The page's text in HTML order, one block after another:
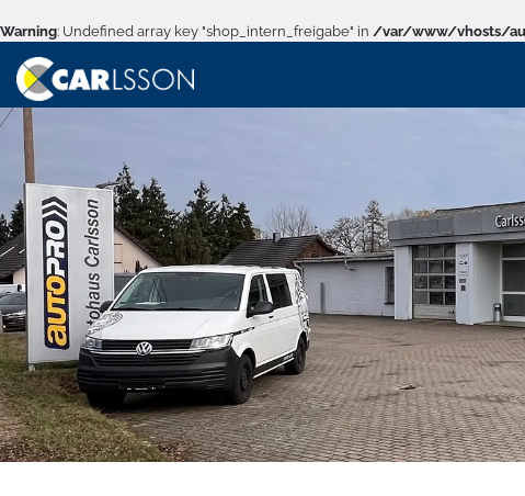
Warning: Undefined array key "shop_intern_freigabe" in /var/www/vhosts/